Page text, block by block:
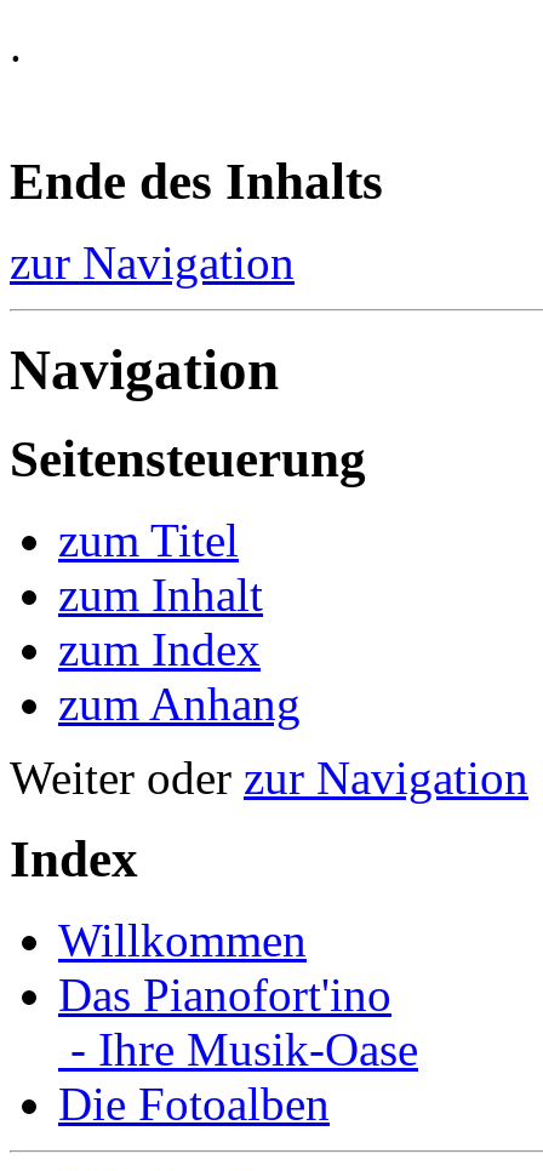
.
Ende des Inhalts
zur Navigation
Navigation
Seitensteuerung
zum Titel
zum Inhalt
zum Index
zum Anhang
Weiter oder zur Navigation
Index
Willkommen
Das Pianofort'ino
- Ihre Musik-Oase
Die Fotoalben